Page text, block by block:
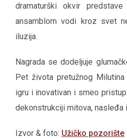
dramaturški okvir
ansamblom vodi kroz svet
iluzija.
Nagrada se dodeljuje
Pet života pretužnog
igru i inovativan i smeo
dekonstrukciji mitova, nasleđa
Izvor & foto: Užičko pozorište